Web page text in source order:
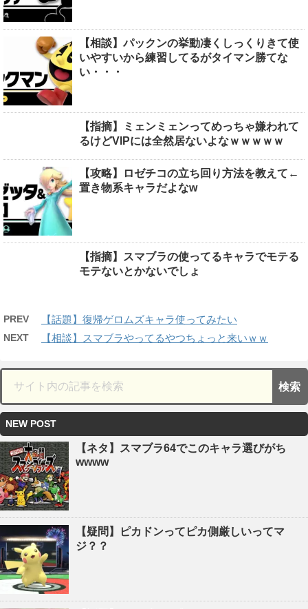
【相談】パックンの挙動凄くしっくりきて使
いやすいから練習してるがタイマン勝てな
い・・・
【指摘】ミェンミェンってめっちゃ嫌われて
るけどVIPには全然居ないよなｗｗｗｗｗ
【攻略】ロゼチコの立ち回り方法を教えて←
置き物系キャラだよなw
【指摘】スマブラの使ってるキャラでモテる
モテないとかないでしょ
PREV 【話題】復帰ゲロムズキャラ使ってみたい
NEXT 【相談】スマブラやってるやつちょっと来いｗｗ
NEW POST
【ネタ】スマブラ64でこのキャラ選びがち
wwww
【疑問】ピカドンってピカ側厳しいってマ
ジ？？